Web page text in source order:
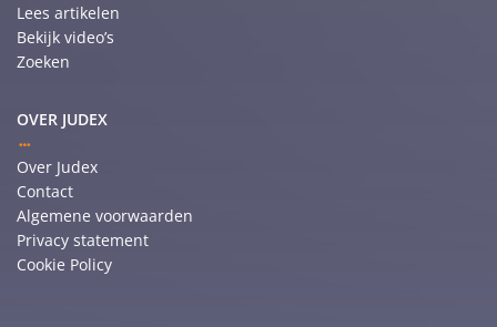
Lees artikelen
Bekijk video’s
Zoeken
OVER JUDEX
Over Judex
Contact
Algemene voorwaarden
Privacy statement
Cookie Policy